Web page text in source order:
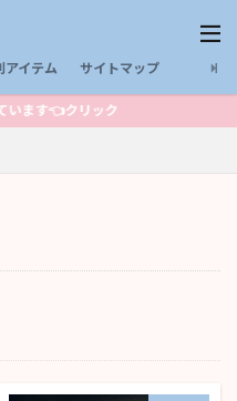
アイテム サイトマップ
ます👈クリック